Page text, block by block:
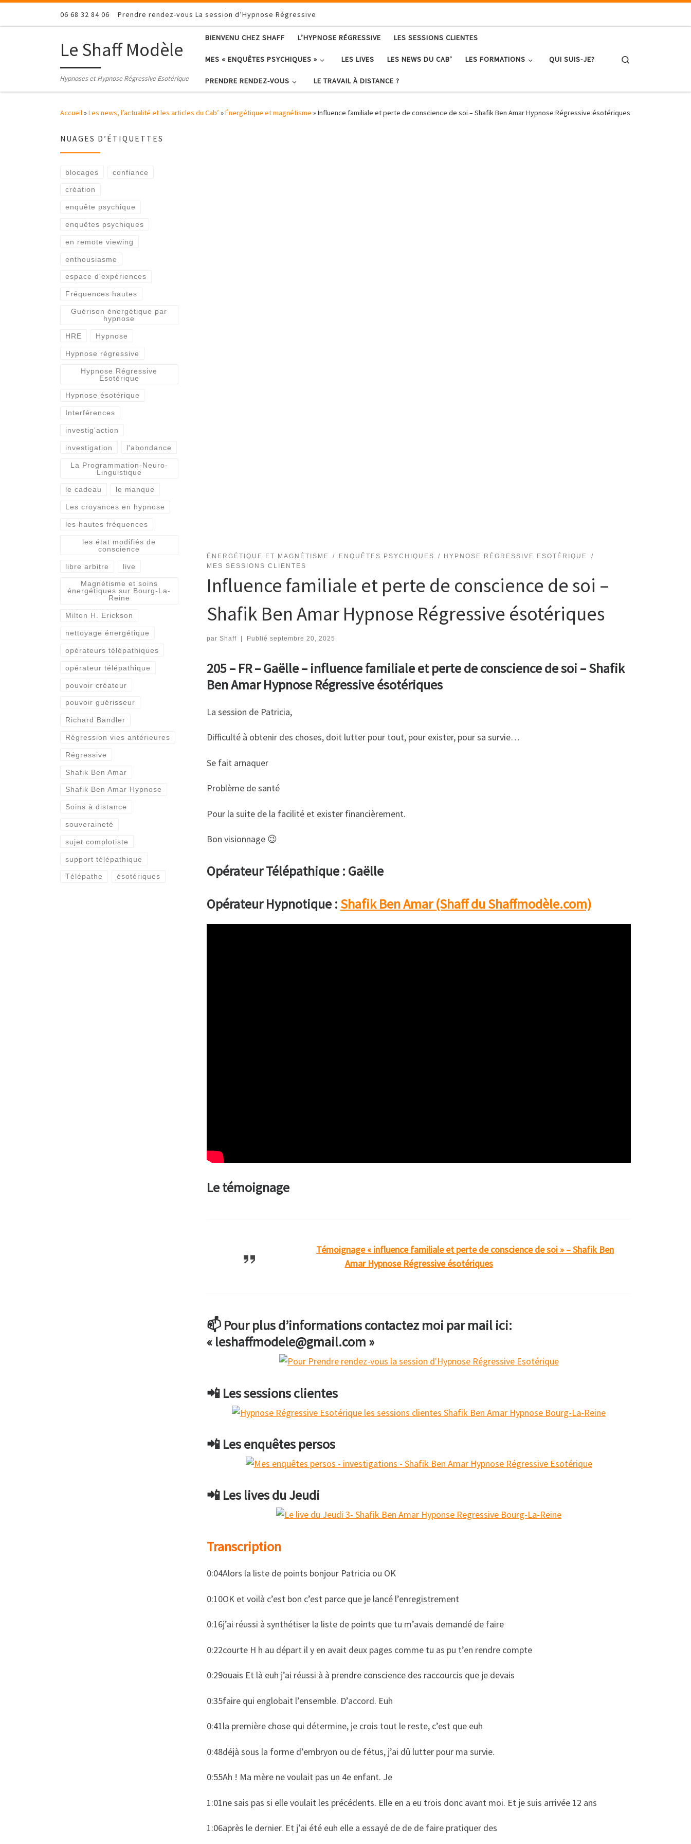
Passer au contenu06 68 32 84 06 Prendre rendez-vous La session d’Hypnose Régressive
Le Shaff Modèle
Hypnoses et Hypnose Régressive Esotérique
BIENVENU CHEZ SHAFF L’HYPNOSE RÉGRESSIVE LES SESSIONS CLIENTES
MES « ENQUÊTES PSYCHIQUES » LES LIVES LES NEWS DU CAB’ LES FORMATIONS QUI SUIS-JE?
PRENDRE RENDEZ-VOUS LE TRAVAIL À DISTANCE ?
Accueil »Les news, l’actualité et les articles du Cab’ »Énergétique et magnétisme »Influence familiale et perte de conscience de soi – Shafik Ben Amar Hypnose Régressive ésotériques
ÉNERGÉTIQUE ET MAGNÉTISME ENQUÊTES PSYCHIQUES
HYPNOSE RÉGRESSIVE ESOTÉRIQUE
MES SESSIONS CLIENTES
Influence familiale et perte de conscience de soi –
Shafik Ben Amar Hypnose Régressive ésotériques
par Shaff Publié septembre 20, 2025
205 – FR – Gaëlle – influence familiale et perte de conscience de soi – Shafik
Ben Amar Hypnose Régressive ésotériques
La session de Patricia,
Difficulté à obtenir des choses, doit lutter pour tout, pour exister, pour sa survie…
Se fait arnaquer
Problème de santé
Pour la suite de la facilité et exister financièrement.
Bon visionnage 😉
Opérateur Télépathique : Gaëlle
Opérateur Hypnotique : Shafik Ben Amar (Shaff du Shaffmodèle.com)
Le témoignage
Témoignage « influence familiale et perte de conscience de soi » – Shafik Ben
Amar Hypnose Régressive ésotériques
📫 Pour plus d’informations contactez moi par mail ici:
« leshaffmodele@gmail.com »
📲 Les sessions clientes
📲 Les enquêtes persos
📲 Les lives du Jeudi
Transcription
0:04Alors la liste de points bonjour Patricia ou OK
0:10OK et voilà c’est bon c’est parce que je lancé l’enregistrement
0:16j’ai réussi à synthétiser la liste de points que tu m’avais demandé de faire
0:22courte H h au départ il y en avait deux pages comme tu as pu t’en rendre compte
0:29ouais Et là euh j’ai réussi à à prendre conscience des raccourcis que je devais
0:35faire qui englobait l’ensemble. D’accord. Euh
0:41la première chose qui détermine, je crois tout le reste, c’est que euh
0:48déjà sous la forme d’embryon ou de fétus, j’ai dû lutter pour ma survie.
0:55Ah ! Ma mère ne voulait pas un 4e enfant. Je
1:01ne sais pas si elle voulait les précédents. Elle en a eu trois donc avant moi. Et je suis arrivée 12 ans
1:06après le dernier. Et j’ai été euh elle a essayé de de de faire pratiquer des
NUAGES D’ÉTIQUETTES
blocages confiance
création
enquête psychique
enquêtes psychiques
en remote viewing
enthousiasme
espace d'expériences
Fréquences hautes
Guérison énergétique par
hypnose
HRE Hypnose
Hypnose régressive
Hypnose Régressive
Esotérique
Hypnose ésotérique
Interférences
investig'action
investigation l'abondance
La Programmation-Neuro-
Linguistique
le cadeau le manque
Les croyances en hypnose
les hautes fréquences
les état modifiés de
conscience
libre arbitre live
Magnétisme et soins
énergétiques sur Bourg-La-
Reine
Milton H. Erickson
nettoyage énergétique
opérateurs télépathiques
opérateur télépathique
pouvoir créateur
pouvoir guérisseur
Richard Bandler
Régression vies antérieures
Régressive
Shafik Ben Amar
Shafik Ben Amar Hypnose
Soins à distance
souveraineté
sujet complotiste
support télépathique
Télépathe ésotériques